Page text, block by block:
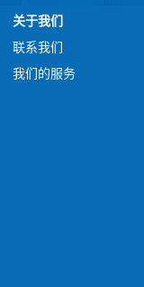
关于我们
联系我们
我们的服务